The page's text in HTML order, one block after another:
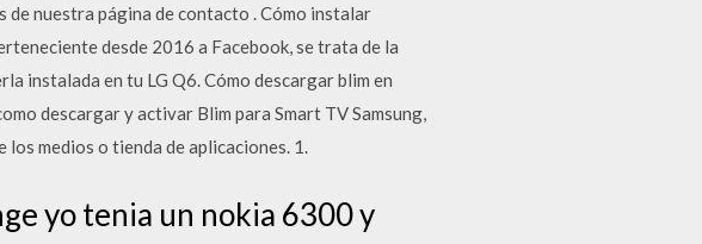
nuestra página de contacto . Cómo instalar
desde 2016 a Facebook, se trata de la
instalada en tu LG Q6. Cómo descargar blim en
descargar y activar Blim para Smart TV Samsung,
los medios o tienda de aplicaciones. 1.
yo tenia un nokia 6300 y